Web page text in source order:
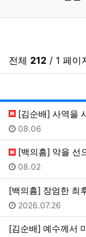
전체 212 / 1 페이
[김순배] 사역을
등록일
08.06
[백의흠] 악을 선
등록일
08.02
[백의흠] 장엄한 최
등록일
2026.07.26
[김순배] 예수께서